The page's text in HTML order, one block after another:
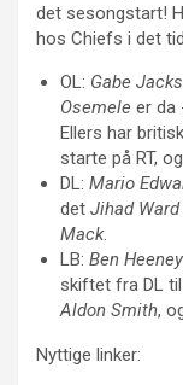
det sesongstart!
hos Chiefs i det
OL: Gabe
Osemele er da
Ellers har
starte på RT,
DL: Mario
det Jihad Ward
Mack.
LB: Ben Heeney
skiftet fra DL
Aldon Smith,
Nyttige linker: